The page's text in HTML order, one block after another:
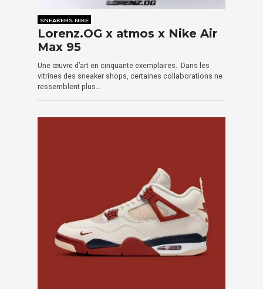
SNEAKERS NIKE
Lorenz.OG x atmos x Nike Air
Max 95
Une œuvre d’art en cinquante exemplaires. Dans les
vitrines des sneaker shops, certaines collaborations ne
ressemblent plus…